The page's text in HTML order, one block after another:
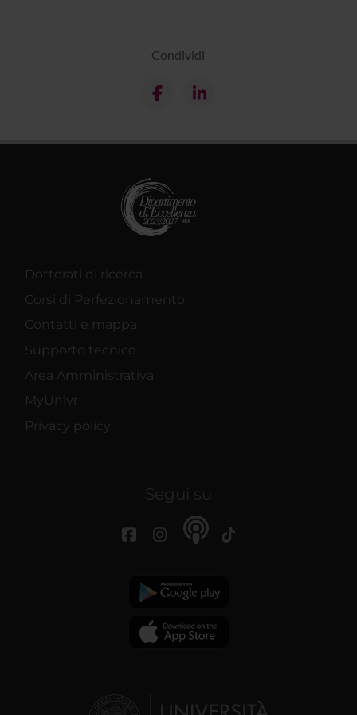
Condividi
Dottorati di ricerca
Corsi di Perfezionamento
Contatti e mappa
Supporto tecnico
Area Amministrativa
MyUnivr
Privacy policy
Segui su